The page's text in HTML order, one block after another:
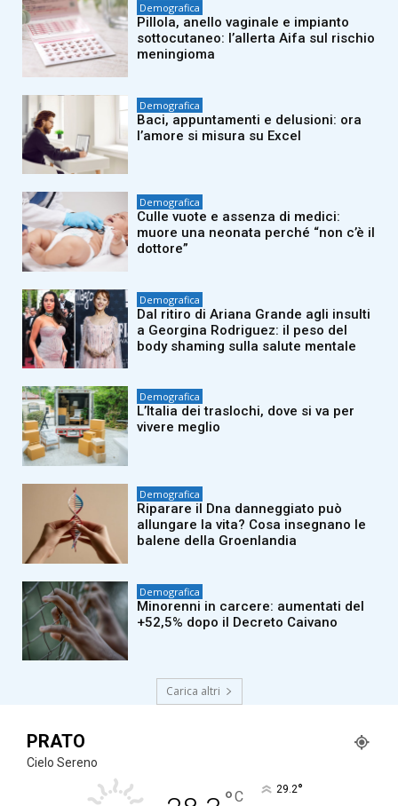
Demografica
Pillola, anello vaginale e impianto
sottocutaneo: l’allerta Aifa sul rischio
meningioma
Demografica
Baci, appuntamenti e delusioni: ora
l’amore si misura su Excel
Demografica
Culle vuote e assenza di medici:
muore una neonata perché “non c’è il
dottore”
Demografica
Dal ritiro di Ariana Grande agli insulti
a Georgina Rodriguez: il peso del
body shaming sulla salute mentale
Demografica
L’Italia dei traslochi, dove si va per
vivere meglio
Demografica
Riparare il Dna danneggiato può
allungare la vita? Cosa insegnano le
balene della Groenlandia
Demografica
Minorenni in carcere: aumentati del
+52,5% dopo il Decreto Caivano
Carica altri
PRATO
Cielo Sereno
C 29.2°